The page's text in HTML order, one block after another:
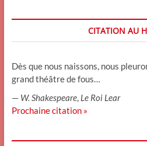
CITATION AU
Dès que nous naissons, nous
grand théâtre de fous…
— W. Shakespeare, Le Roi Lear
Prochaine citation »